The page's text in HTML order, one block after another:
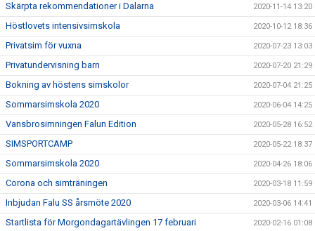
Skärpta rekommendationer i Dalarna 2020-11-14 13:20
Höstlovets intensivsimskola 2020-10-12 18:36
Privatsim för vuxna 2020-07-23 13:03
Privatundervisning barn 2020-07-20 21:29
Bokning av höstens simskolor 2020-07-04 21:25
Sommarsimskola 2020 2020-06-04 14:25
Vansbrosimningen Falun Edition 2020-05-28 16:52
SIMSPORTCAMP 2020-05-22 18:37
Sommarsimskola 2020 2020-04-26 18:06
Corona och simträningen 2020-03-18 11:59
Inbjudan Falu SS årsmöte 2020 2020-03-06 14:41
Startlista för Morgondagartävlingen 17 februari 2020-02-16 01:08